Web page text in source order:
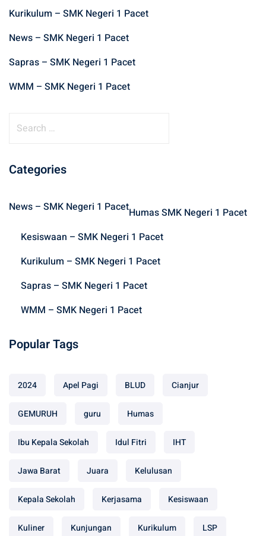
Kurikulum – SMK Negeri 1 Pacet
News – SMK Negeri 1 Pacet
Sapras – SMK Negeri 1 Pacet
WMM – SMK Negeri 1 Pacet
r
f
Categories
News – SMK Negeri 1 PacetHumas SMK Negeri 1 Pacet
Kesiswaan – SMK Negeri 1 Pacet
Kurikulum – SMK Negeri 1 Pacet
Sapras – SMK Negeri 1 Pacet
WMM – SMK Negeri 1 Pacet
Popular Tags
2024 Apel Pagi BLUD Cianjur
GEMURUH guru Humas
Ibu Kepala Sekolah Idul Fitri IHT
Jawa Barat Juara Kelulusan
Kepala Sekolah Kerjasama Kesiswaan
Kuliner Kunjungan Kurikulum LSP